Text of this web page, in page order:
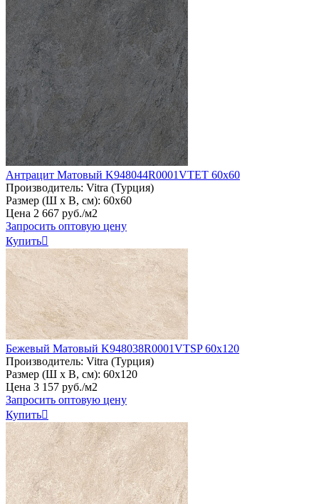
Антрацит Матовый K948044R0001VTET 60х60
Производитель: Vitra (Турция)
Размер (Ш х В, см): 60х60
Цена 2 667 руб./м2
Запросить оптовую цену
Купить
Бежевый Матовый K948038R0001VTSP 60х120
Производитель: Vitra (Турция)
Размер (Ш х В, см): 60х120
Цена 3 157 руб./м2
Запросить оптовую цену
Купить